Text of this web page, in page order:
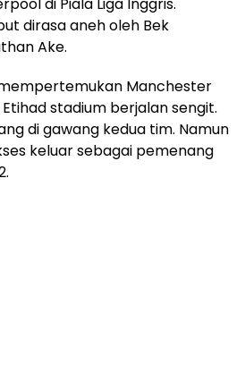
dirasa aneh oleh Bek
Ake.
Manchester
stadium berjalan sengit.
di gawang kedua tim. Namun
keluar sebagai pemenang